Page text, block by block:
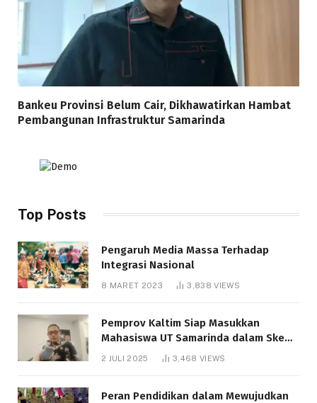
Bankeu Provinsi Belum Cair, Dikhawatirkan Hambat
Pembangunan Infrastruktur Samarinda
Top Posts
Pengaruh Media Massa Terhadap
Integrasi Nasional
8 MARET 2023 3,838VIEWS
Pemprov Kaltim Siap Masukkan
Mahasiswa UT Samarinda dalam Skema
Bantuan Pendidikan Gratispol
2 JULI 2025 3,468 VIEWS
Peran Pendidikan dalam Mewujudkan